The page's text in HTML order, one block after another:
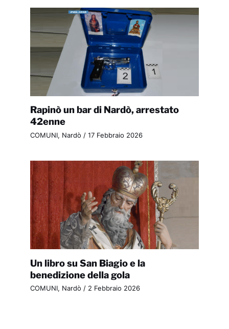
Rapinò un bar di Nardò, arrestato
42enne
COMUNI, Nardò / 17 Febbraio 2026
Un libro su San Biagio e la
benedizione della gola
COMUNI, Nardò / 2 Febbraio 2026